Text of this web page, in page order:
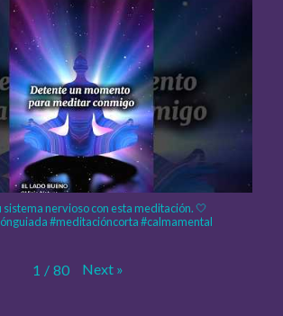
sistema nervioso con esta meditación. 🤍
#meditacióncorta #calmamental
1 / 80 Next »